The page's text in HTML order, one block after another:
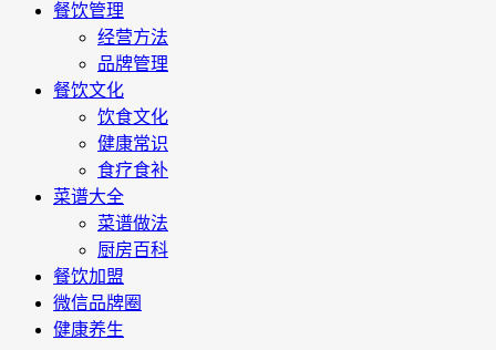
餐饮管理
经营方法
品牌管理
餐饮文化
饮食文化
健康常识
食疗食补
菜谱大全
菜谱做法
厨房百科
餐饮加盟
微信品牌圈
健康养生